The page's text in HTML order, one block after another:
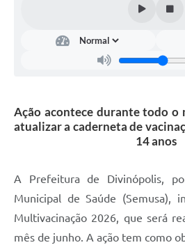
Ação acontece durante todo o
atualizar a caderneta de
14 anos
A Prefeitura de Divinópolis,
Municipal de Saúde (Semusa),
Multivacinação 2026, que será
mês de junho. A ação tem como